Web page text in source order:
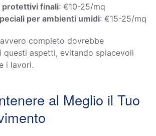
finali: €10-25/mq
per ambienti umidi: €15-25/mq
completo dovrebbe
questi aspetti, evitando spiacevoli
i lavori.
al Meglio il Tuo